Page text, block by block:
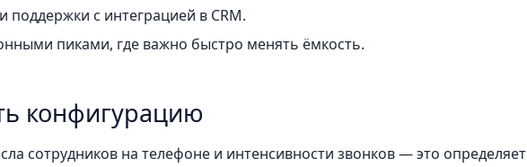
поддержки с интеграцией в CRM.
пиками, где важно быстро менять ёмкость.
конфигурацию
сотрудников на телефоне и интенсивности звонков — это